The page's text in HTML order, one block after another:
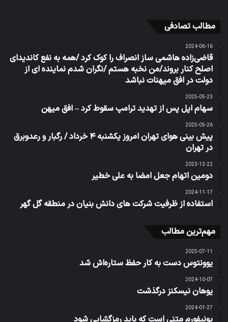
مطالب تصادفی
2024-06-16
قاضی‌زاده هاشمی ساز انصراف را کوک کرد /همه به نفع کاندیدای
اصلح کنار بروند/من نخبه هستم /نگران شدم نماینده ای از
دولت در افق میهنات نباشد
2025-05-23
سهام اپل پس از تهدید ترامپ سقوط کرد – افق میهن
2025-05-26
پیش بینی هوای تهران امروز یکشنبه ۴ خرداد / رگبار و رعدوبرق
در تهران
2023-12-22
دومین اتهام جعل امضا به علی خطیر
2024-11-17
استفاده از ظرفیت شرکت های دانش بنیان در منطقه گل گهر
مهم‌ترین مطالب
2025-07-11
یوونتوس دست به کار حفظ ستاره‌اش شد
2024-10-07
یوهان نیسکنز درگذشت
2024-01-27
یونیفورم متنی است که باید رمزگشایی شود